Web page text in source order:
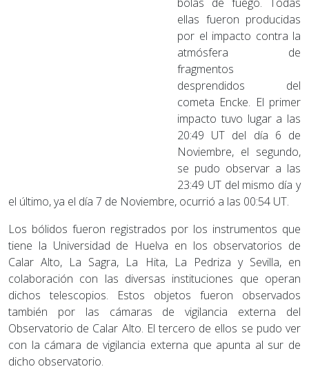
ellas fueron producidas
por el impacto contra la
atmósfera de
fragmentos
desprendidos del
cometa Encke. El primer
impacto tuvo lugar a las
20:49 UT del día 6 de
Noviembre, el segundo,
se pudo observar a las
23:49 UT del mismo día y
el último, ya el día 7 de Noviembre, ocurrió a las 00:54 UT.
Los bólidos fueron registrados por los instrumentos que
tiene la Universidad de Huelva en los observatorios de
Calar Alto, La Sagra, La Hita, La Pedriza y Sevilla, en
colaboración con las diversas instituciones que operan
dichos telescopios. Estos objetos fueron observados
también por las cámaras de vigilancia externa del
Observatorio de Calar Alto. El tercero de ellos se pudo ver
con la cámara de vigilancia externa que apunta al sur de
dicho observatorio.